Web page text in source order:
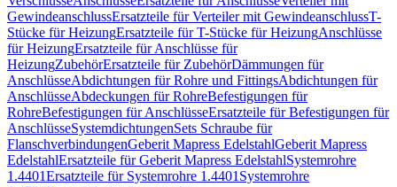
GewindeanschlussErsatzteile für Verteiler mit GewindeanschlussT-
Stücke für HeizungErsatzteile für T-Stücke für HeizungAnschlüsse
für HeizungErsatzteile für Anschlüsse für
HeizungZubehörErsatzteile für ZubehörDämmungen für
AnschlüsseAbdichtungen für Rohre und FittingsAbdichtungen für
AnschlüsseAbdeckungen für RohreBefestigungen für
RohreBefestigungen für AnschlüsseErsatzteile für Befestigungen für
AnschlüsseSystemdichtungenSets Schraube für
FlanschverbindungenGeberit Mapress EdelstahlGeberit Mapress
EdelstahlErsatzteile für Geberit Mapress EdelstahlSystemrohre
1.4401Ersatzteile für Systemrohre 1.4401 Systemrohre